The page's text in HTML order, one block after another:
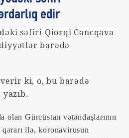
edir
səfiri Qiorqi Cancqava
barədə
ki, o, bu barədə
olan Gürcüstan vətəndaşlarının
ilə, koronavirusun